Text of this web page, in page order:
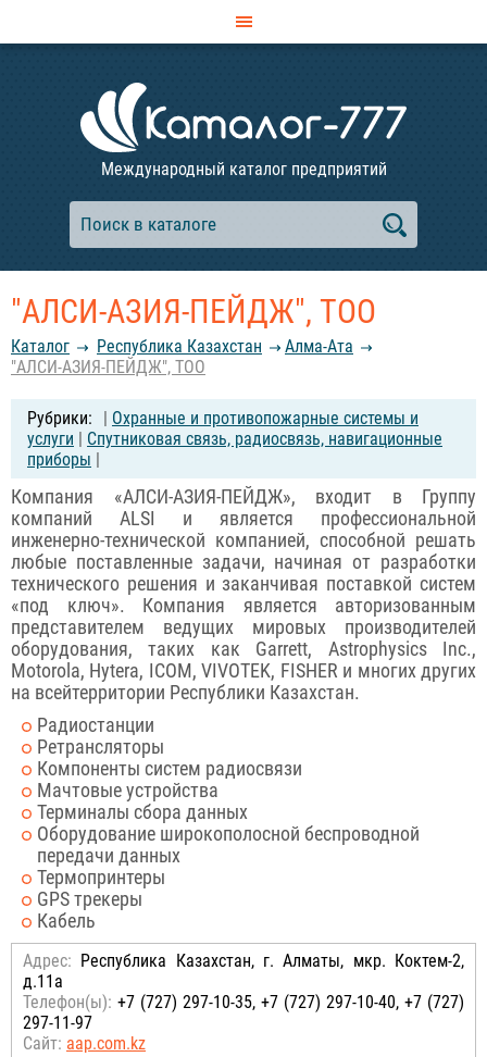
Международный каталог предприятий
"АЛСИ-АЗИЯ-ПЕЙДЖ", ТОО
Каталог Республика Казахстан
Алма-Ата
"АЛСИ-АЗИЯ-ПЕЙДЖ", ТОО
| Охранные и противопожарные системы и
услуги | Спутниковая связь, радиосвязь, навигационные
приборы |
Компания «АЛСИ-АЗИЯ-ПЕЙДЖ», входит в Группу
компаний ALSI и является профессиональной
инженерно-технической компанией, способной решать
любые поставленные задачи, начиная от разработки
технического решения и заканчивая поставкой систем
«под ключ». Компания является авторизованным
представителем ведущих мировых производителей
оборудования, таких как Garrett, Astrophysics Inc.,
Motorola, Hytera, ICOM, VIVOTEK, FISHER и многих других
на всейтерритории Республики Казахстан.
Радиостанции
Ретрансляторы
Компоненты систем радиосвязи
Мачтовые устройства
Терминалы сбора данных
Оборудование широкополосной беспроводной
передачи данных
Термопринтеры
GPS трекеры
Кабель
Адрес: Республика Казахстан, г. Алматы, мкр. Коктем-2,
д.11а
Телефон(ы): +7 (727) 297-10-35, +7 (727) 297-10-40, +7 (727)
297-11-97
Сайт: aap.com.kz